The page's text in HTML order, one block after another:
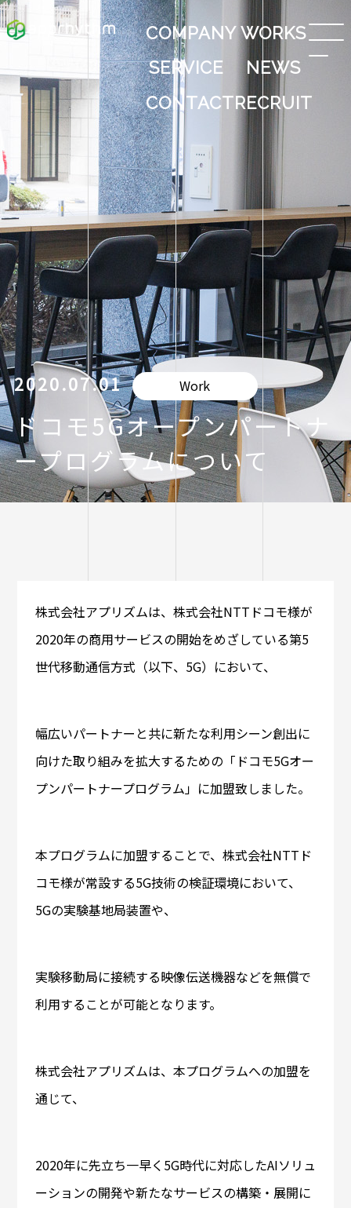
COMPANYWORKS
SERVICE
NEWS
CONTACTRECRUIT
2020.07.01 Work
ドコモ5Gオープンパートナ
ープログラムについて
株式会社アプリズムは、株式会社NTTドコモ様が
2020年の商用サービスの開始をめざしている第5
世代移動通信方式（以下、5G）において、
幅広いパートナーと共に新たな利用シーン創出に
向けた取り組みを拡大するための「ドコモ5Gオー
プンパートナープログラム」に加盟致しました。
本プログラムに加盟することで、株式会社NTTド
コモ様が常設する5G技術の検証環境において、
5Gの実験基地局装置や、
実験移動局に接続する映像伝送機器などを無償で
利用することが可能となります。
株式会社アプリズムは、本プログラムへの加盟を
通じて、
2020年に先立ち一早く5G時代に対応したAIソリュ
ーションの開発や新たなサービスの構築・展開に